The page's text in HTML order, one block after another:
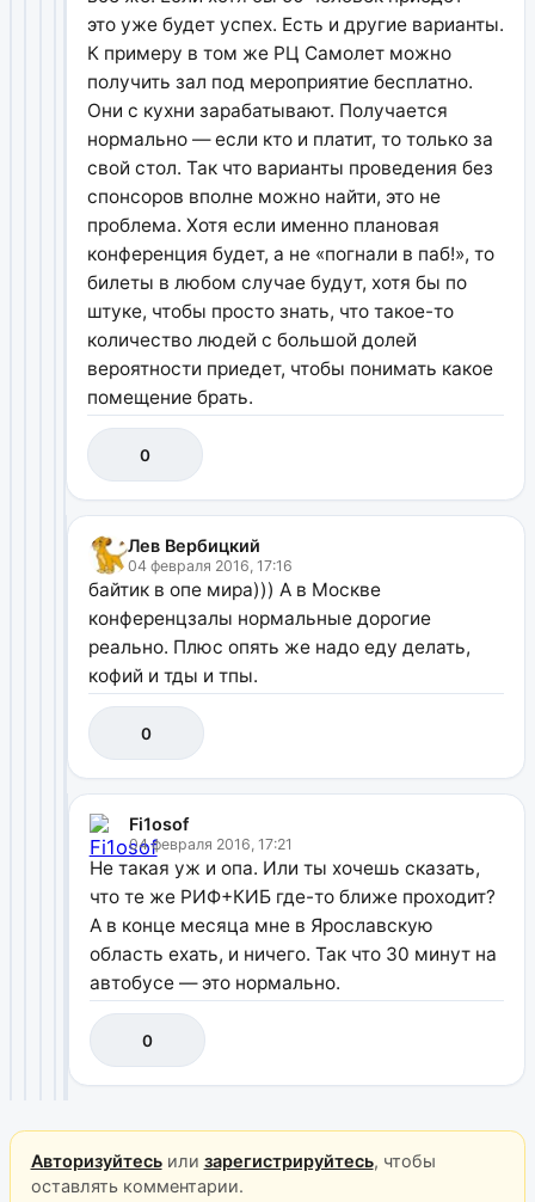
это уже будет успех. Есть и другие варианты.
К примеру в том же РЦ Самолет можно
получить зал под мероприятие бесплатно.
Они с кухни зарабатывают. Получается
нормально — если кто и платит, то только за
свой стол. Так что варианты проведения без
спонсоров вполне можно найти, это не
проблема. Хотя если именно плановая
конференция будет, а не «погнали в паб!», то
билеты в любом случае будут, хотя бы по
штуке, чтобы просто знать, что такое-то
количество людей с большой долей
вероятности приедет, чтобы понимать какое
помещение брать.
0
Лев Вербицкий
04 февраля 2016, 17:16
байтик в опе мира))) А в Москве
конференцзалы нормальные дорогие
реально. Плюс опять же надо еду делать,
кофий и тды и тпы.
0
Fi1osof
04 февраля 2016, 17:21
Не такая уж и опа. Или ты хочешь сказать,
что те же РИФ+КИБ где-то ближе проходит?
А в конце месяца мне в Ярославскую
область ехать, и ничего. Так что 30 минут на
автобусе — это нормально.
0
Авторизуйтесьили зарегистрируйтесь, чтобы
оставлять комментарии.